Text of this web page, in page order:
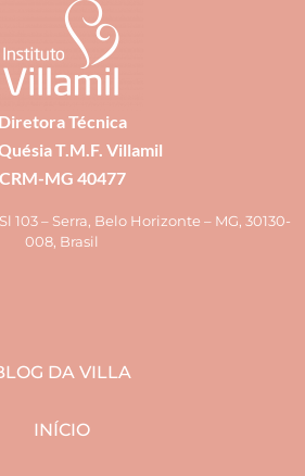
Diretora Técnica
T.M.F. Villamil
CRM-MG 40477
103 – Serra, Belo Horizonte – MG, 30130-
008, Brasil
DA VILLA
INÍCIO